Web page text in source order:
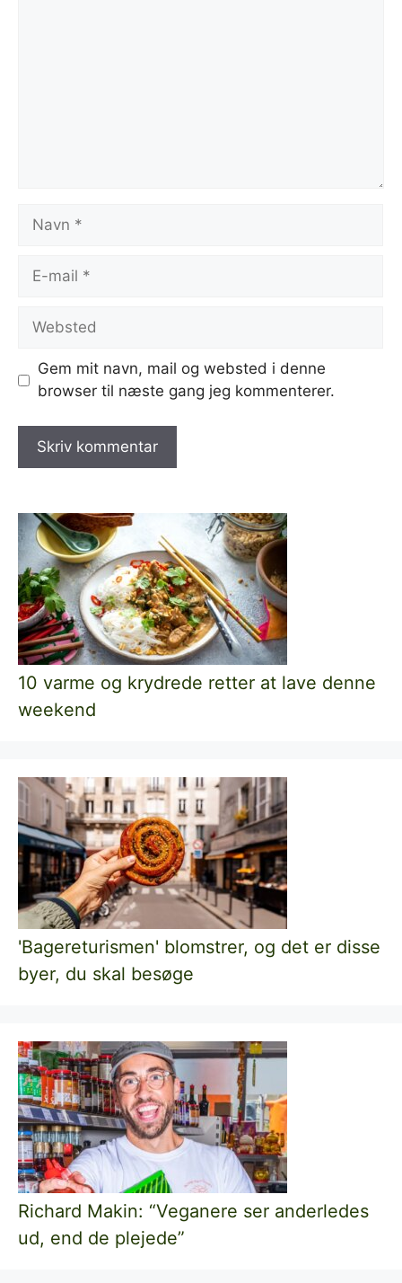
Navn
Websted
Gem mit navn, mail og websted i denne
browser til næste gang jeg kommenterer.
10 varme og krydrede retter at lave denne
weekend
'Bagereturismen' blomstrer, og det er disse
byer, du skal besøge
Richard Makin: “Veganere ser anderledes
ud, end de plejede”